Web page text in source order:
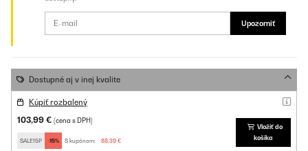
Upozorniť
Dostupné aj v inej kvalite
Kúpiť rozbalený
103,99 € (cena s DPH)
SALE15P -15% S kupónom: 88,39 €
Vložiť do
košíka